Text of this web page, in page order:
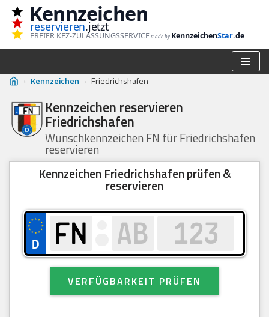
Zum
Inhalt
Kennzeichen
reservieren.jetzt
FREIER KFZ-ZULASSUNGSSERVICE made by KennzeichenStar.de
› Kennzeichen › Friedrichshafen
Kennzeichen reservieren
Friedrichshafen
Wunschkennzeichen FN für Friedrichshafen
reservieren
Kennzeichen Friedrichshafen prüfen &
reservieren
VERFÜGBARKEIT PRÜFEN